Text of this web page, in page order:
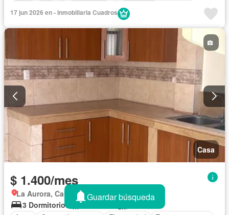
Sin amoblar
17 jun 2026 en - Inmobiliaria Cuadros
Casa
$ 1.400/mes
La Aurora, Cantón Daule
3 Dormitorios
3,5 Baños
130 m²
Guardar búsqueda